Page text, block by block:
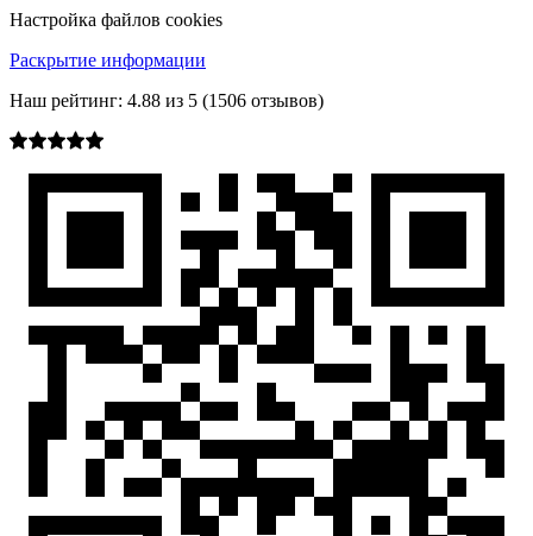
Настройка файлов cookies
Раскрытие информации
Наш рейтинг: 4.88 из 5 (1506 отзывов)